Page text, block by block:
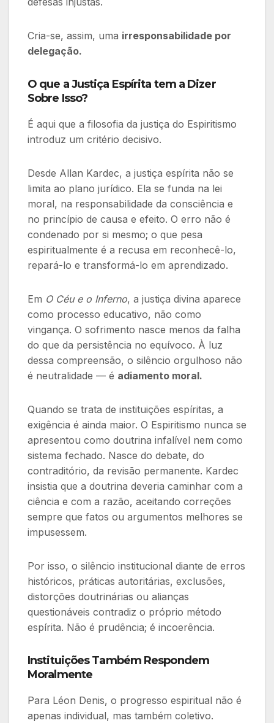
Cria-se, assim, uma irresponsabilidade por
delegação.
O que a Justiça Espírita tem a Dizer
Sobre Isso?
É aqui que a filosofia da justiça do Espiritismo
introduz um critério decisivo.
Desde Allan Kardec, a justiça espírita não se
limita ao plano jurídico. Ela se funda na lei
moral, na responsabilidade da consciência e
no princípio de causa e efeito. O erro não é
condenado por si mesmo; o que pesa
espiritualmente é a recusa em reconhecê-lo,
repará-lo e transformá-lo em aprendizado.
Em O Céu e o Inferno, a justiça divina aparece
como processo educativo, não como
vingança. O sofrimento nasce menos da falha
do que da persistência no equívoco. À luz
dessa compreensão, o silêncio orgulhoso não
é neutralidade — é adiamento moral.
Quando se trata de instituições espíritas, a
exigência é ainda maior. O Espiritismo nunca se
apresentou como doutrina infalível nem como
sistema fechado. Nasce do debate, do
contraditório, da revisão permanente. Kardec
insistia que a doutrina deveria caminhar com a
ciência e com a razão, aceitando correções
sempre que fatos ou argumentos melhores se
impusessem.
Por isso, o silêncio institucional diante de erros
históricos, práticas autoritárias, exclusões,
distorções doutrinárias ou alianças
questionáveis contradiz o próprio método
espírita. Não é prudência; é incoerência.
InstituiçõesTambém Respondem
Moralmente
Para Léon Denis, o progresso espiritual não é
apenas individual, mas também coletivo.